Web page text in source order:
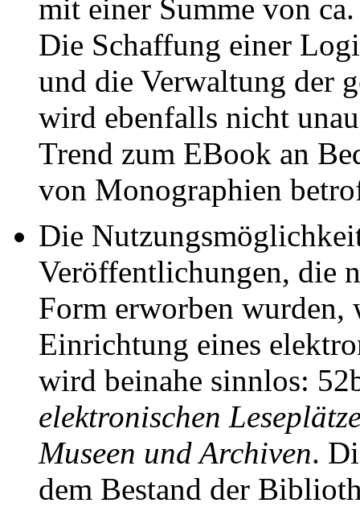
mit einer Summe von
Die Schaffung einer
und die Verwaltung der
wird ebenfalls nicht
Trend zum EBook an
von Monographien
Die
Veröffentlichungen, die
Form erworben
Einrichtung eines
wird beinahe sinnlos:
elektronischen
Museen und Archiven.
dem Bestand der